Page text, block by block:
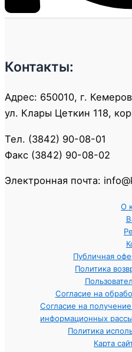
Контакты:
Адрес: 650010, г.
ул. Клары Цеткин 118,
Тел. (3842) 90-08-01
Факс (3842) 90-08-02
Электронная почта:
О
Публичная
Политика
Согласие на
Согласие на
информационных
Политика
Карта